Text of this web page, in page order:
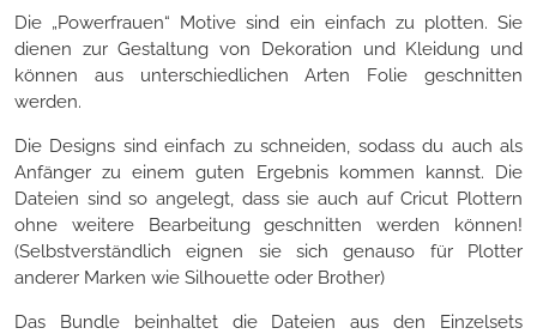
Die „Powerfrauen“ Motive sind ein einfach zu plotten. Sie
dienen zur Gestaltung von Dekoration und Kleidung und
können aus unterschiedlichen Arten Folie geschnitten
werden.
Die Designs sind einfach zu schneiden, sodass du auch als
Anfänger zu einem guten Ergebnis kommen kannst. Die
Dateien sind so angelegt, dass sie auch auf Cricut Plottern
ohne weitere Bearbeitung geschnitten werden können!
(Selbstverständlich eignen sie sich genauso für Plotter
anderer Marken wie Silhouette oder Brother)
Das Bundle beinhaltet die Dateien aus den Einzelsets